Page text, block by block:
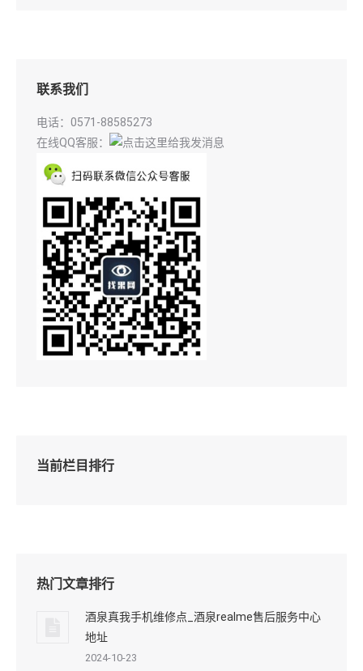
联系我们
电话：0571-88585273
在线QQ客服：
当前栏目排行
热门文章排行
酒泉真我手机维修点_酒泉realme售后服务中心
地址
2024-10-23